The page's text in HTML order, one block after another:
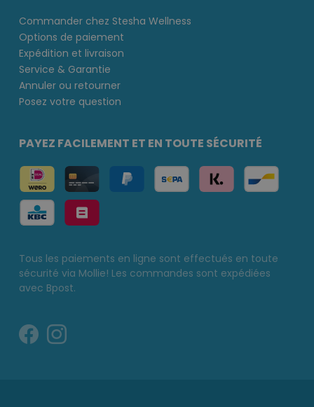
Commander chez Stesha Wellness
Options de paiement
Expédition et livraison
Service & Garantie
Annuler ou retourner
Posez votre question
PAYEZ FACILEMENT ET EN TOUTE SÉCURITÉ
Tous les paiements en ligne sont effectués en toute
sécurité via Mollie! Les commandes sont expédiées
avec Bpost.